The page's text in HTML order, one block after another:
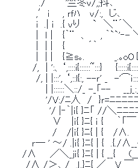
./　　　'竺冬ｖ/,;抖､￣　　　
,′i　　, ｒｆﾊ　 ｖ/:,　じ､　　
i　.| ｉ　.{ ｖり 　 `　＼¨´＼　　
|　ｌ |　 {｀¨　、 　 , ｀``'‐- ＼ {
|　| |　 {　　　 ´｀　　　　　 　
|　| |　 {≧s｡.　　　　 _.｡oO〔
/,　| ':、‘,::::i{::::::~:::}　　
/, | |:::', ‘,::l{:, --ｒ' _　-'⌒ｉ
| |::::::＼::/_ -_「-- 　 __ｊ
'/V:/ﾆ人　/　}ｒ=ﾆﾆﾆﾆﾆﾆ
'/ |‐｀|ｉ{ }ﾆ「 //＼ﾆﾆﾆニ」
∨　 |ｉ{ }ﾆ{ ｉ {　　｀「￣
/　 /|ｉ{ }ﾆ{ | {　 /∧.　　　
ｒ― ' ～/ .|ｉ{ }ﾆ{ | {　.{./∧__-_
/∧　　／＼_ｊｉ{ }ﾆ{ | { __{　　(
/∧ /＞､ / _」.}ﾆ{ ／__ V ￣　